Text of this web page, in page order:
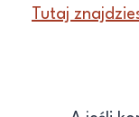
Tutaj